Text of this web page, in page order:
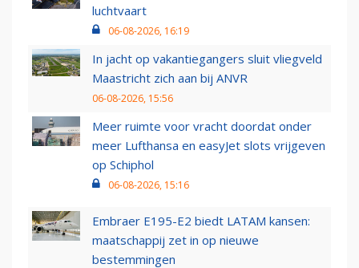
luchtvaart
06-08-2026, 16:19
In jacht op vakantiegangers sluit vliegveld
Maastricht zich aan bij ANVR
06-08-2026, 15:56
Meer ruimte voor vracht doordat onder
meer Lufthansa en easyJet slots vrijgeven
op Schiphol
06-08-2026, 15:16
Embraer E195-E2 biedt LATAM kansen:
maatschappij zet in op nieuwe
bestemmingen